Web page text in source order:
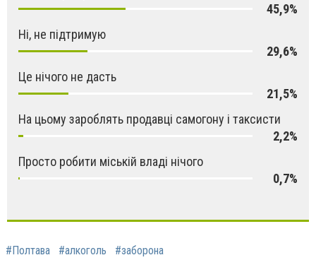
45,9%
Ні, не підтримую
29,6%
Це нічого не дасть
21,5%
На цьому зароблять продавці самогону і таксисти
2,2%
Просто робити міській владі нічого
0,7%
#Полтава #алкоголь #заборона